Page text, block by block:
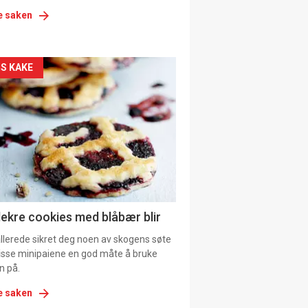
saken
KAKE
cookies med blåbær blir
sikret deg noen av skogens søte
minipaiene en god måte å bruke
på.
saken